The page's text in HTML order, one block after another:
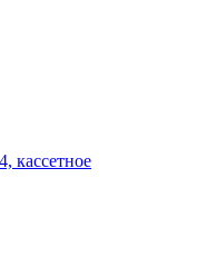
кассетное